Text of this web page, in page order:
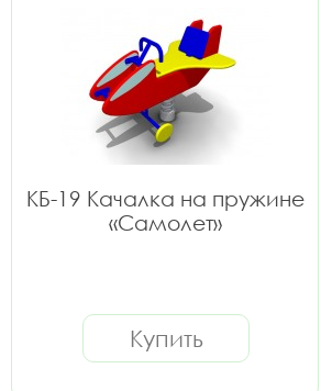
КБ-19 Качалка на пружине
«Самолет»
Купить